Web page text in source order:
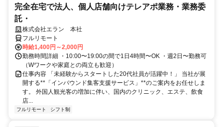
完全在宅で法人、個人店舗向けテレアポ業務・業務委
託・
株式会社エラン 本社
フルリモート
時給1,400円～2,000円
勤務時間詳細 ・10:00〜19:00の間で1日4時間〜OK ・週2日〜勤務可
（Wワークや家庭との両立も歓迎）
仕事内容 「未経験からスタートした20代社員が活躍中！」 当社が展
開する**「インバウンド集客支援サービス」**のご案内をお任せしま
す。 外国人観光客の増加に伴い、国内のクリニック、エステ、飲食
店...
フルリモート シフト制